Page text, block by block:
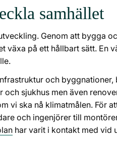
samhället
Genom att bygga
växa på ett hållbart sätt.
och
sjukhus men även
vi ska nå klimatmålen. För
och ingenjörer till
har varit i kontakt med vid